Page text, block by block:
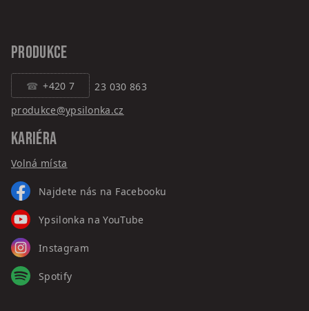
PRODUKCE
+420 7
23 030 863
produkce@ypsilonka.cz
KARIÉRA
Volná místa
Najdete nás na Facebooku
Ypsilonka na YouTube
Instagram
Spotify